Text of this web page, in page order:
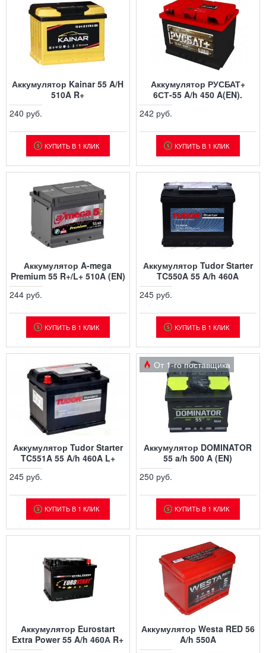
Аккумулятор Kainar 55 A/H
510A R+
240 руб.
КУПИТЬ В 1 КЛИК
Аккумулятор РУСБАТ+
6СТ-55 A/h 450 A(EN).
242 руб.
КУПИТЬ В 1 КЛИК
Аккумулятор A-mega
Premium 55 R+/L+ 510A (EN)
244 руб.
КУПИТЬ В 1 КЛИК
Аккумулятор Tudor Starter
TC550A 55 A/h 460A
245 руб.
КУПИТЬ В 1 КЛИК
Аккумулятор Tudor Starter
TC551A 55 A/h 460A L+
245 руб.
КУПИТЬ В 1 КЛИК
От 1-го поставщика
Аккумулятор DOMINATOR
55 a/h 500 A (EN)
250 руб.
КУПИТЬ В 1 КЛИК
Аккумулятор Eurostart
Extra Power 55 A/h 460А R+
Аккумулятор Westa RED 56
A/h 550A